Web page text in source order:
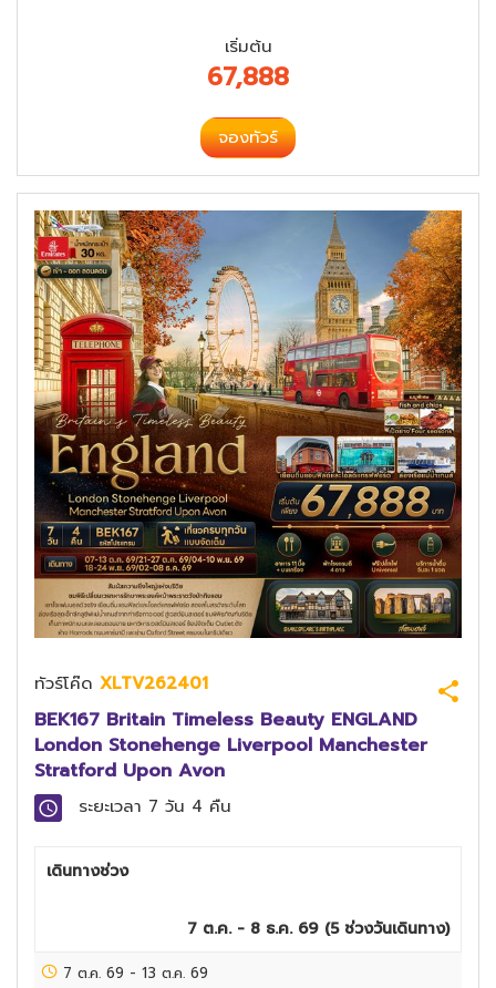
เริ่มต้น
67,888
จองทัวร์
ทัวร์โค๊ด XLTV262401
BEK167 Britain Timeless Beauty ENGLAND
London Stonehenge Liverpool Manchester
Stratford Upon Avon
ระยะเวลา 7 วัน 4 คืน
เดินทางช่วง
7 ต.ค. - 8 ธ.ค. 69 (5ช่วงวันเดินทาง)
7 ต.ค. 69 - 13 ต.ค. 69